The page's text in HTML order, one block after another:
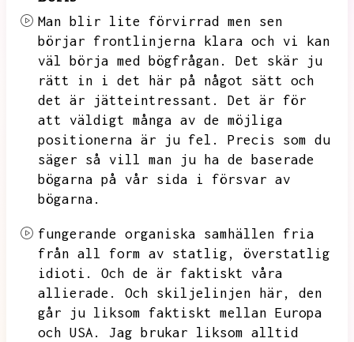
Man blir lite förvirrad men sen
börjar frontlinjerna klara och vi kan
väl börja med bögfrågan.
Det skär ju
rätt in i det här på något sätt och
det är jätteintressant.
Det är för
att väldigt många av de möjliga
positionerna är ju fel.
Precis som du
säger så vill man ju ha de baserade
bögarna på vår sida i försvar av
bögarna.
fungerande organiska samhällen fria
från all form av statlig,
överstatlig
idioti.
Och de är faktiskt våra
allierade.
Och skiljelinjen här,
den
går ju liksom faktiskt mellan Europa
och USA.
Jag brukar liksom alltid